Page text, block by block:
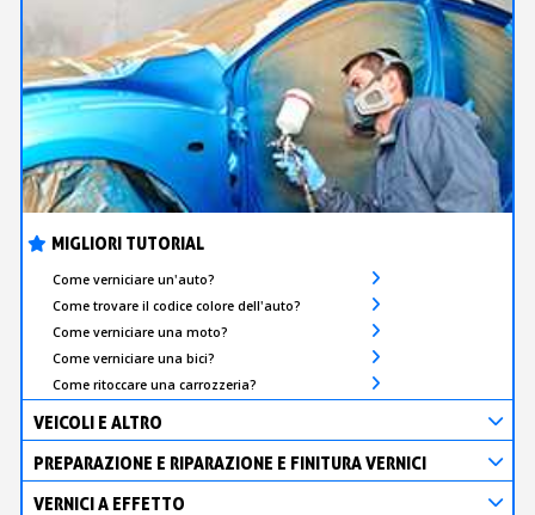
MIGLIORI TUTORIAL
Come verniciare un'auto?
Come trovare il codice colore dell'auto?
Come verniciare una moto?
Come verniciare una bici?
Come ritoccare una carrozzeria?
VEICOLI E ALTRO
PREPARAZIONE E RIPARAZIONE E FINITURA VERNICI
VERNICI A EFFETTO